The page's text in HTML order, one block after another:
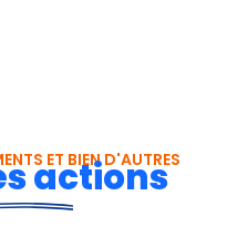
ET BIEN D'AUTRES
actions